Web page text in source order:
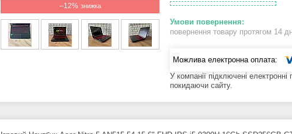
–12%
повернення товару протягом 14
У компанії підключені
покидаючи сайту.